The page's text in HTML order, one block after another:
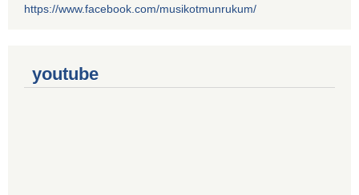
https://www.facebook.com/musikotmunrukum/
youtube